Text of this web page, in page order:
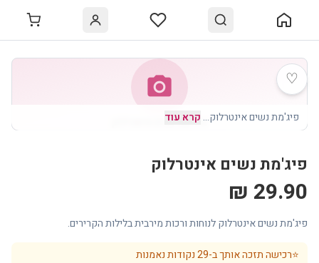
photo_camera
פיג'מת נשים אינטרלוק
♡
פיג'מת נשים אינטרלוק… קרא עוד
פיג'מת נשים אינטרלוק
29.90 ₪
פיג'מת נשים אינטרלוק לנוחות ורכות מירבית בלילות הקרירים.
⭐רכישה תזכה אותך ב-29נקודות נאמנות